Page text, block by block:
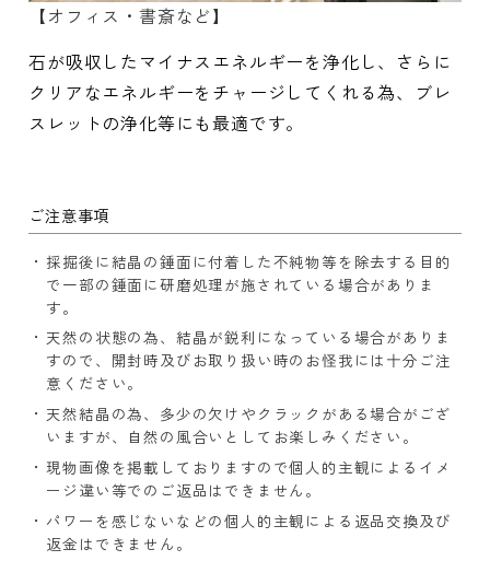
【オフィス・書斎など】
石が吸収したマイナスエネルギーを浄化し、さらに
クリアなエネルギーをチャージしてくれる為、ブレ
スレットの浄化等にも最適です。
ご注意事項
採掘後に結晶の錘面に付着した不純物等を除去する目的
で一部の錘面に研磨処理が施されている場合がありま
す。
天然の状態の為、結晶が鋭利になっている場合がありま
すので、開封時及びお取り扱い時のお怪我には十分ご注
意ください。
天然結晶の為、多少の欠けやクラックがある場合がござ
いますが、自然の風合いとしてお楽しみください。
現物画像を掲載しておりますので個人的主観によるイメ
ージ違い等でのご返品はできません。
パワーを感じないなどの個人的主観による返品交換及び
返金はできません。